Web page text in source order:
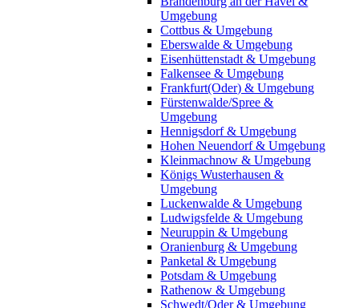
Umgebung
Cottbus & Umgebung
Eberswalde & Umgebung
Eisenhüttenstadt & Umgebung
Falkensee & Umgebung
Frankfurt(Oder) & Umgebung
Fürstenwalde/Spree &
Umgebung
Hennigsdorf & Umgebung
Hohen Neuendorf & Umgebung
Kleinmachnow & Umgebung
Königs Wusterhausen &
Umgebung
Luckenwalde & Umgebung
Ludwigsfelde & Umgebung
Neuruppin & Umgebung
Oranienburg & Umgebung
Panketal & Umgebung
Potsdam & Umgebung
Rathenow & Umgebung
Schwedt/Oder & Umgebung